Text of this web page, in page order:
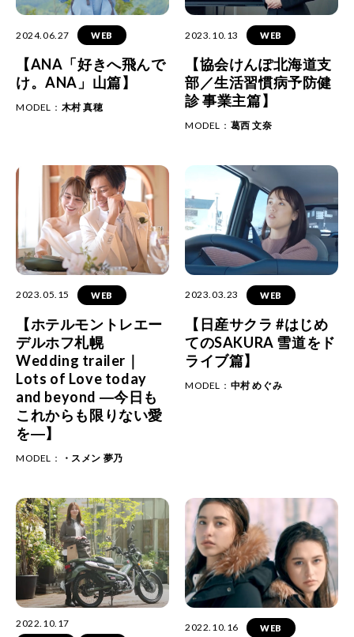
2024.06.27 WEB
【ANA「好きへ飛んで
け。ANA」山篇】
MODEL： 木村 真穂
2023.10.13 WEB
【協会けんぽ北海道支
部／生活習慣病予防健
診 事業主篇】
MODEL： 葛西 文奈
2023.05.15 WEB
【ホテルモントレエー
デルホフ札幌
Wedding trailer｜
Lots of Love today
and beyond ―今日も
これからも限りない愛
を―】
MODEL： ・スメン 夢乃
2023.03.23 WEB
【日産サクラ #はじめ
てのSAKURA 雪道をド
ライブ篇】
MODEL： 中村 めぐみ
2022.10.17 2022.10.16 WEB